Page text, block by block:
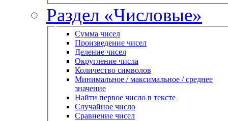
Раздел «Числовые»
Сумма чисел
Произведение чисел
Деление чисел
Округление числа
Количество символов
Минимальное / максимальное / среднее
значение
Найти первое число в тексте
Случайное число
Сравнение чисел